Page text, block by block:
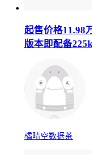
起售价格11.98
版本即配备
橘晴空数据茶